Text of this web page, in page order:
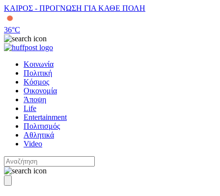
ΚΑΙΡΟΣ - ΠΡΟΓΝΩΣΗ ΓΙΑ ΚΑΘΕ ΠΟΛΗ
36°C
Κοινωνία
Πολιτική
Κόσμος
Οικονομία
Άποψη
Life
Entertainment
Πολιτισμός
Αθλητικά
Video